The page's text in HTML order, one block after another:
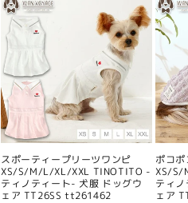
スポーティープリーツワンピ
XS/S/M/L/XL/XXL TINOTITO -
ティノティート- 犬服 ドッグウ
ェア TT26SS tt261462
ポコ
XS/S/
ティ
ェア